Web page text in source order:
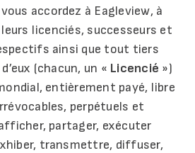
accordez à Eagleview, à
licenciés, successeurs et
ainsi que tout tiers
(chacun, un « Licencié »)
entièrement payé, libre
perpétuels et
partager, exécuter
transmettre, diffuser,